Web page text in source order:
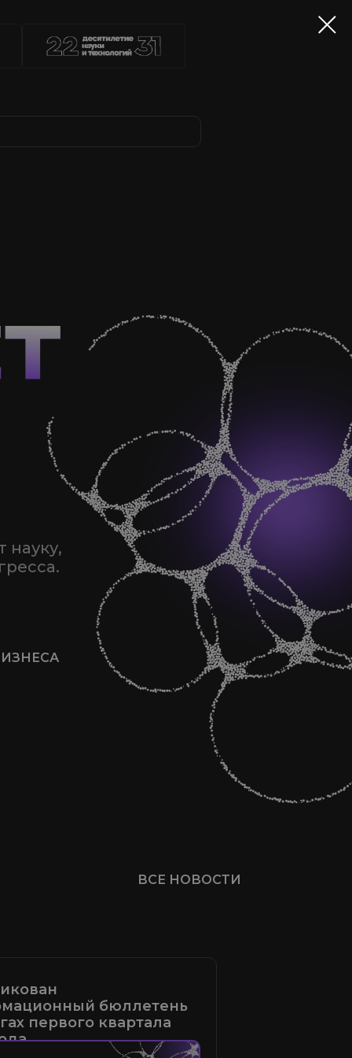
ВСЕ НОВОСТИ
науку,
бюллетень
первого квартала